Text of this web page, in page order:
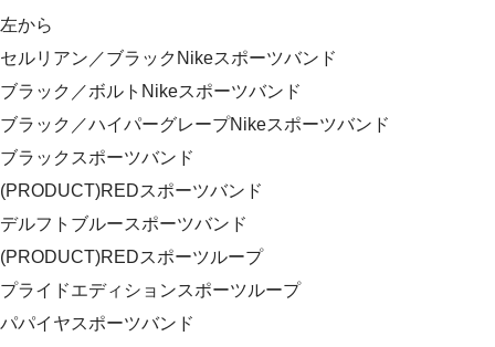
左から
セルリアン／ブラックNikeスポーツバンド
ブラック／ボルトNikeスポーツバンド
ブラック／ハイパーグレープNikeスポーツバンド
ブラックスポーツバンド
(PRODUCT)REDスポーツバンド
デルフトブルースポーツバンド
(PRODUCT)REDスポーツループ
プライドエディションスポーツループ
パパイヤスポーツバンド